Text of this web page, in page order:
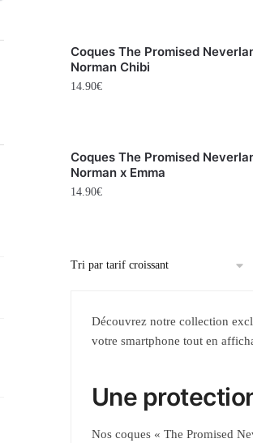
Coques The Promised
Norman Chibi
14.90€
Coques The Promised
Norman x Emma
14.90€
Découvrez notre collection
votre smartphone tout en
Une
Nos coques « The Promised